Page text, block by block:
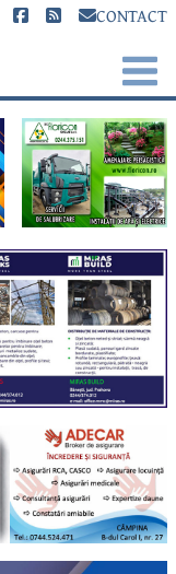
CONTACT